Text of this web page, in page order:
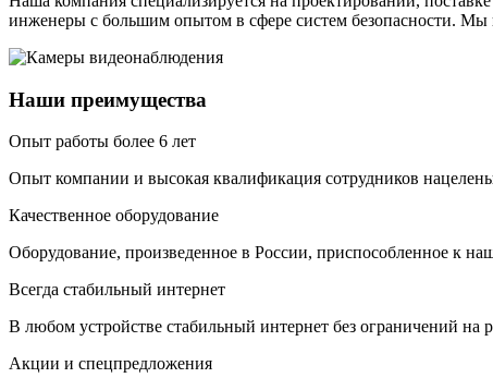
инженеры с большим опытом в сфере систем безопасности. Мы
Наши преимущества
Опыт работы более 6 лет
Опыт компании и высокая квалификация сотрудников
Качественное оборудование
Оборудование, произведенное в России, приспособленное к
Всегда стабильный интернет
В любом устройстве стабильный интернет без ограничений
Акции и спецпредложения